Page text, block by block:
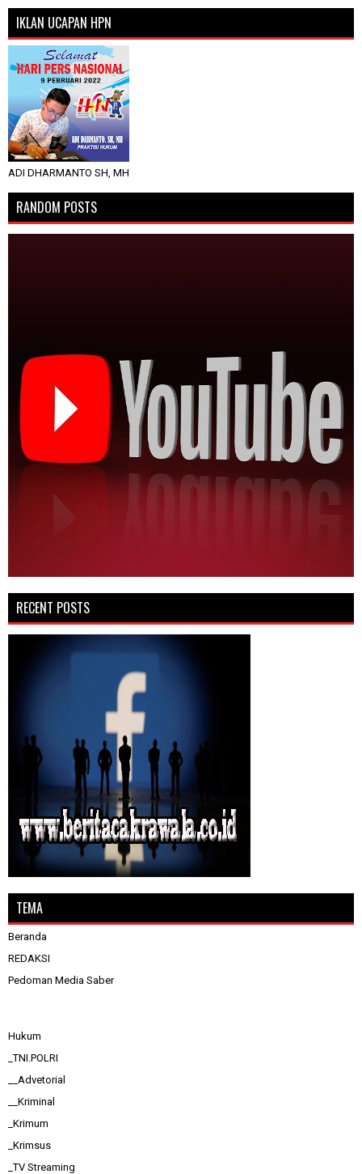
IKLAN UCAPAN HPN
ADI DHARMANTO SH, MH
RANDOM POSTS
RECENT POSTS
TEMA
Beranda
REDAKSI
Pedoman Media Saber
Hukum
_TNI.POLRI
__Advetorial
__Kriminal
_Krimum
_Krimsus
_TV Streaming